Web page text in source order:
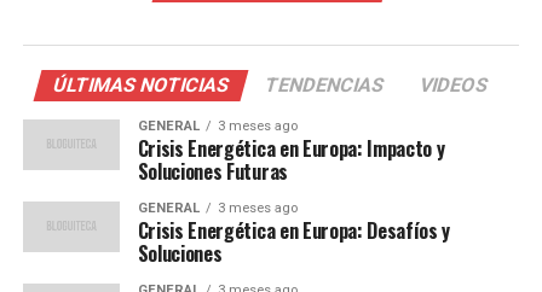
Climáticos
La dependencia de Europa del gas ruso ha sido un tema
de debate durante años. Sin embargo, las tensiones
políticas recientes han resaltado la vulnerabilidad de la
región. La situación se ha visto agravada por la decisión
de Rusia de limitar el suministro de gas, lo que algunos
ÚLTIMAS NOTICIAS TENDENCIAS VIDEOS
GENERAL 3 meses ago
Crisis Energética en Europa: Impacto y
Soluciones Futuras
GENERAL 3 meses ago
Crisis Energética en Europa: Desafíos y
Soluciones